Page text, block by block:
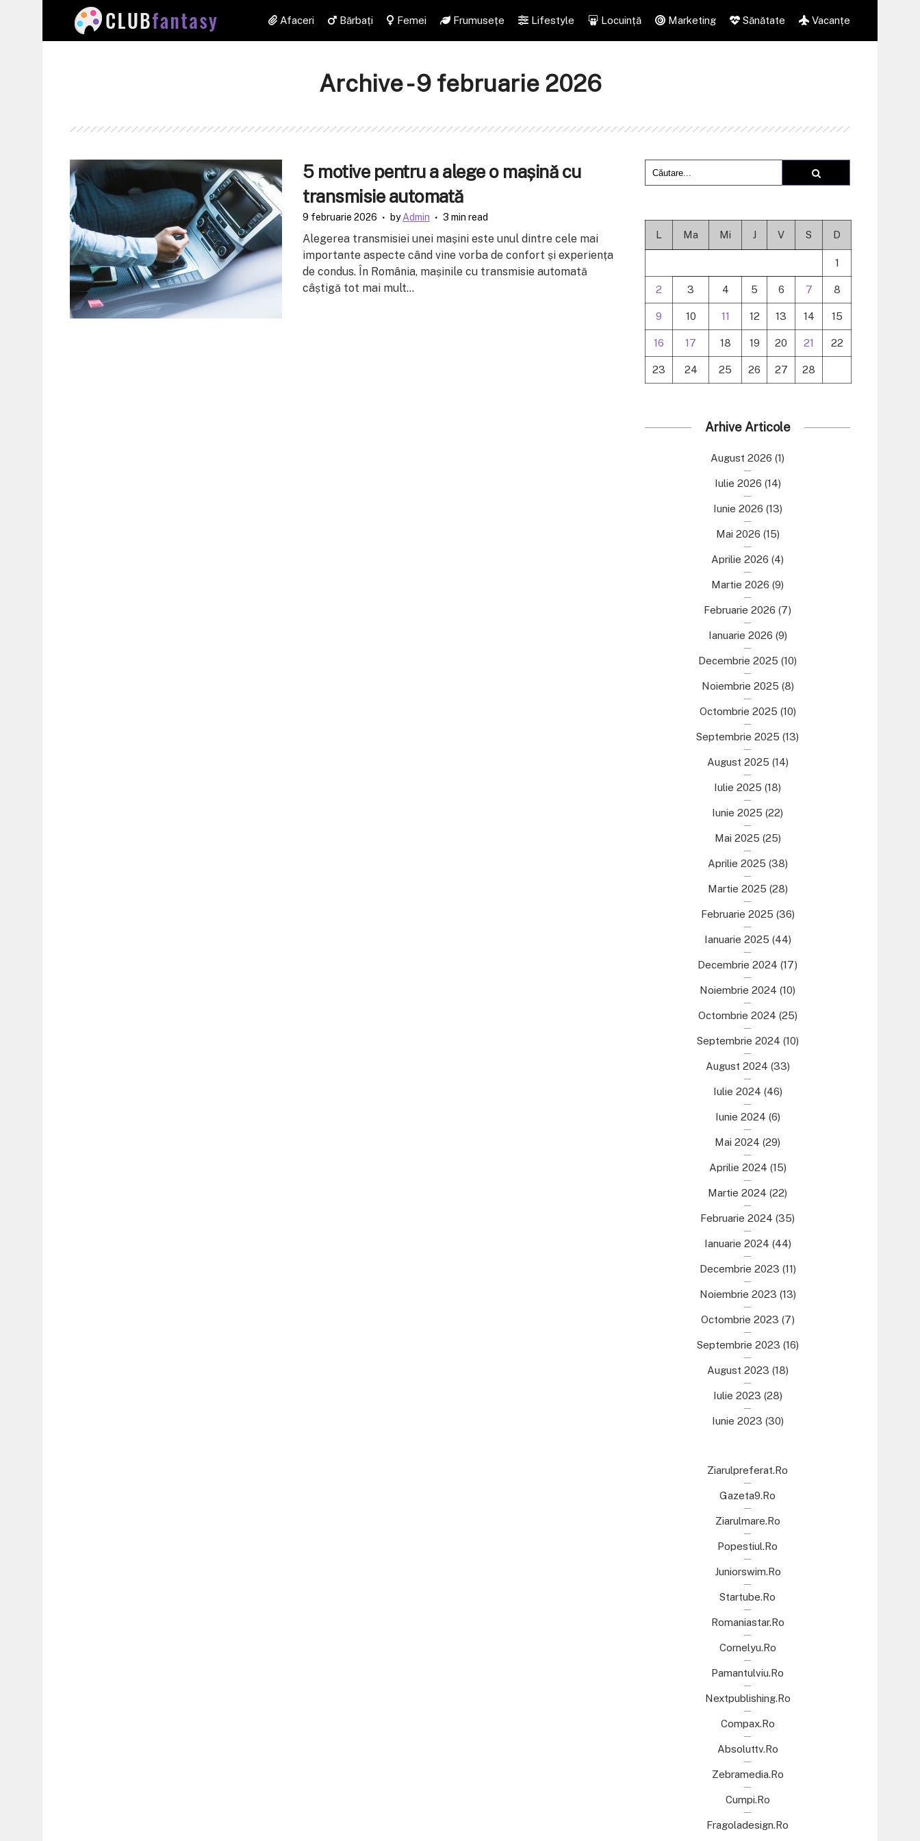
Afaceri Bărbați Femei Frumusețe Lifestyle Locuință Marketing Sănătate Vacanțe
Archive - 9 februarie 2026
5 motive pentru a alege o mașină cu
transmisie automată
9 februarie 2026 byAdmin 3 min read
Alegerea transmisiei unei mașini este unul dintre cele mai
importante aspecte când vine vorba de confort și experiența
de condus. În România, mașinile cu transmisie automată
câștigă tot mai mult...
L Ma Mi J V S D
1
2 3 4 5 6 7 8
9 10 11 12 13 14 15
16 17 18 19 20 21 22
23 24 25 26 27 28
Arhive Articole
August 2026 (1)
Iulie 2026 (14)
Iunie 2026 (13)
Mai 2026 (15)
Aprilie 2026 (4)
Martie 2026 (9)
Februarie 2026 (7)
Ianuarie 2026 (9)
Decembrie 2025 (10)
Noiembrie 2025 (8)
Octombrie 2025 (10)
Septembrie 2025 (13)
August 2025 (14)
Iulie 2025 (18)
Iunie 2025 (22)
Mai 2025 (25)
Aprilie 2025 (38)
Martie 2025 (28)
Februarie 2025 (36)
Ianuarie 2025 (44)
Decembrie 2024 (17)
Noiembrie 2024 (10)
Octombrie 2024 (25)
Septembrie 2024 (10)
August 2024 (33)
Iulie 2024 (46)
Iunie 2024 (6)
Mai 2024 (29)
Aprilie 2024 (15)
Martie 2024 (22)
Februarie 2024 (35)
Ianuarie 2024 (44)
Decembrie 2023 (11)
Noiembrie 2023 (13)
Octombrie 2023 (7)
Septembrie 2023 (16)
August 2023 (18)
Iulie 2023 (28)
Iunie 2023 (30)
Ziarulpreferat.ro
Gazeta9.ro
Ziarulmare.ro
Popestiul.ro
Juniorswim.ro
Startube.ro
Romaniastar.ro
Cornelyu.ro
Pamantulviu.ro
Nextpublishing.ro
Compax.ro
Absoluttv.ro
Zebramedia.ro
Cumpi.ro
Fragoladesign.ro